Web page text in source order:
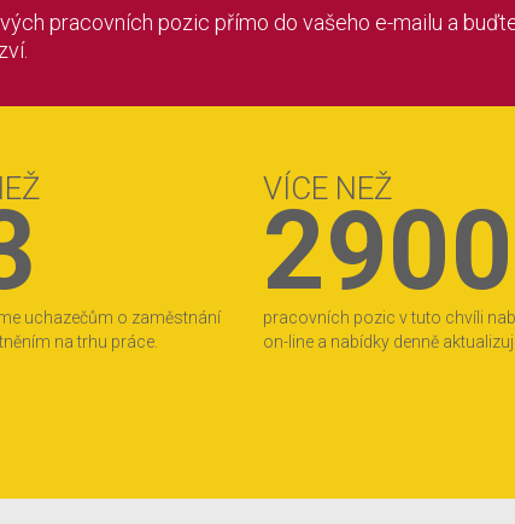
pracovních pozic přímo do vašeho e-mailu a
uchazečům o zaměstnání
na trhu práce.
VÍCE NEŽ
2900
pracovních pozic v tuto chvíli
on-line a nabídky denně